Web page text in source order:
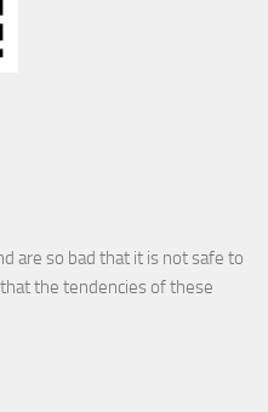
are so bad that it is not safe to
the tendencies of these